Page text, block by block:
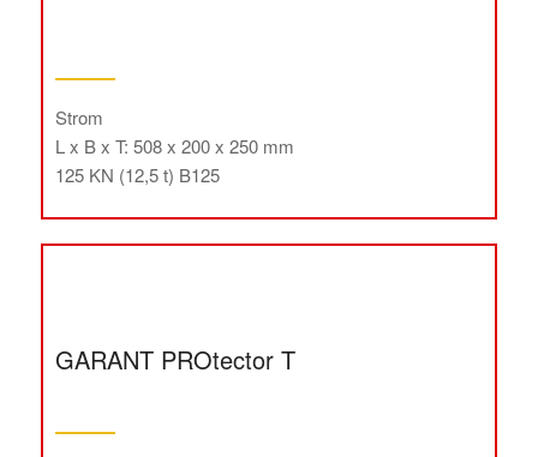
Strom
L x B x T: 508 x 200 x 250 mm
125 KN (12,5 t) B125
GARANT PROtector T